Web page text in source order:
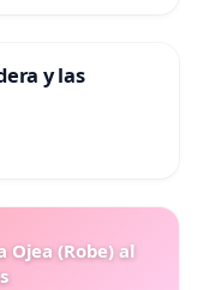
y las
(Robe) al